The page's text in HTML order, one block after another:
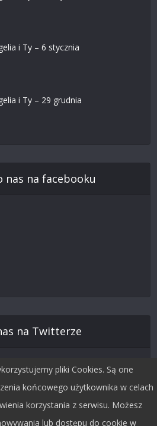
i Ty – 6 stycznia
i Ty – 29 grudnia
nas na facebooku
na Twitterze
pliki Cookies. Są one
końcowego użytkownika w celach
korzystania z serwisu. Możesz
lub dostępu do cookie w